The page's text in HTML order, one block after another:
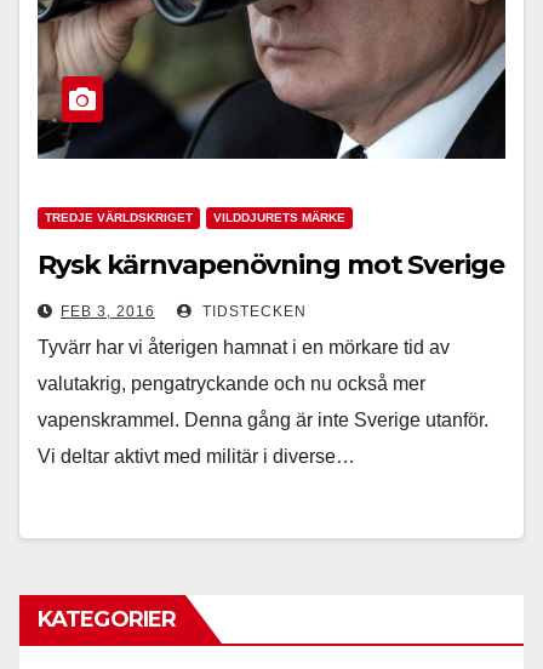
TREDJE VÄRLDSKRIGET VILDDJURETS MÄRKE
Rysk kärnvapenövning mot Sverige
FEB 3, 2016 TIDSTECKEN
Tyvärr har vi återigen hamnat i en mörkare tid av
valutakrig, pengatryckande och nu också mer
vapenskrammel. Denna gång är inte Sverige utanför.
Vi deltar aktivt med militär i diverse…
KATEGORIER